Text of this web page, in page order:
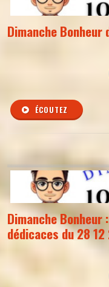
Dimanche Bonheur
ÉCOUTEZ
Dimanche
dédicaces du 28